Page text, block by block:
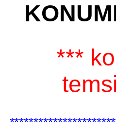
***